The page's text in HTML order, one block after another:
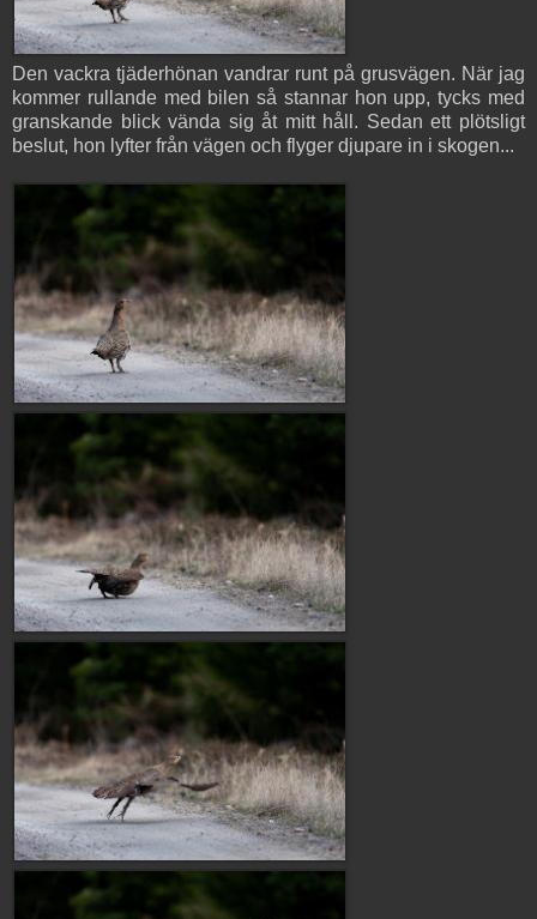
Den vackra tjäderhönan vandrar runt på grusvägen. När jag
kommer rullande med bilen så stannar hon upp, tycks med
granskande blick vända sig åt mitt håll. Sedan ett plötsligt
beslut, hon lyfter från vägen och flyger djupare in i skogen...